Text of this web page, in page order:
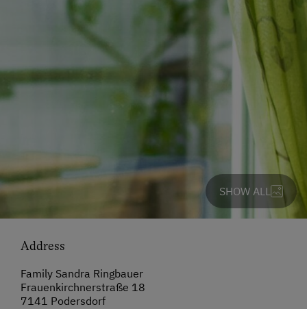
SHOW ALL
Address
Family Sandra Ringbauer
Frauenkirchnerstraße 18
7141 Podersdorf